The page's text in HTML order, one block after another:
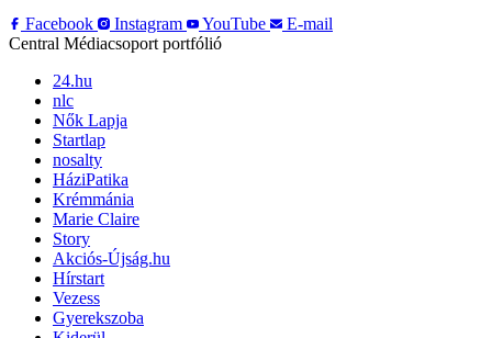
Facebook
Instagram YouTube
E-mail
Central Médiacsoport portfólió
24.hu
nlc
Nők Lapja
Startlap
nosalty
HáziPatika
Krémmánia
Marie Claire
Story
Akciós-Újság.hu
Hírstart
Vezess
Gyerekszoba